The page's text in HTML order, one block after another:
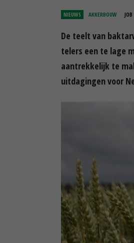
NIEUWS AKKERBOUW
De teelt van
telers een te lage
aantrekkelijk te
uitdagingen voor